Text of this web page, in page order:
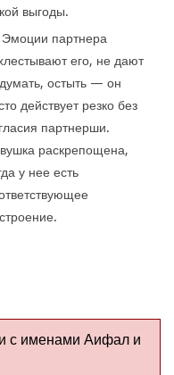
выгоды.
Эмоции партнера
его, не дают
остыть — он
действует резко без
партнерши.
раскрепощена,
у нее есть
с именами Аифал и